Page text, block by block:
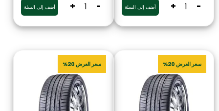
-
+ أضف إلى السلة -
+ أضف إلى السلة
سعر العرض 20% سعر العرض 20%